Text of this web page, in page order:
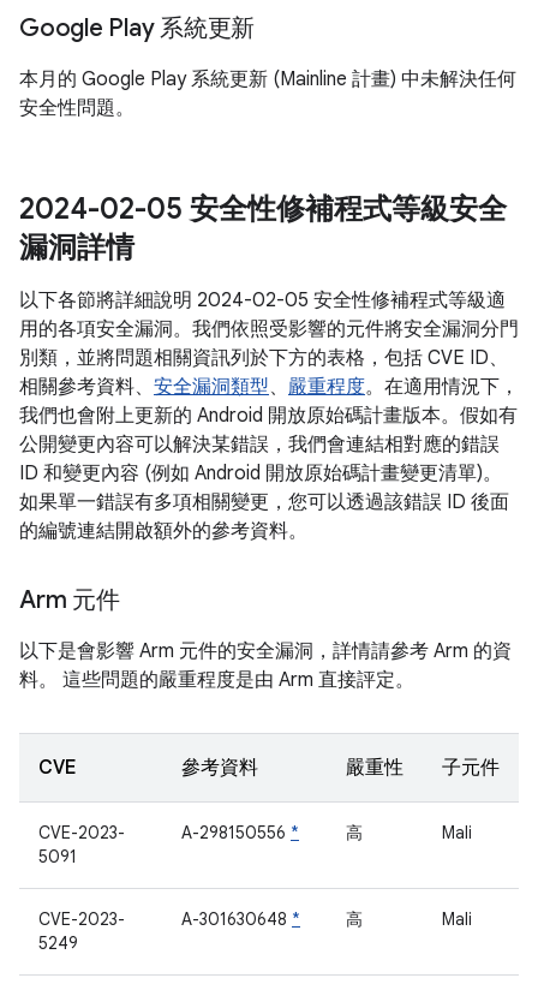
Google Play 系統更新
本月的 Google Play 系統更新 (Mainline 計畫) 中未解決任何
安全性問題。
2024-02-05 安全性修補程式等級安全
漏洞詳情
以下各節將詳細說明 2024-02-05 安全性修補程式等級適
用的各項安全漏洞。我們依照受影響的元件將安全漏洞分門
別類，並將問題相關資訊列於下方的表格，包括 CVE ID、
相關參考資料、 安全漏洞類型、 嚴重程度。在適用情況下，
我們也會附上更新的 Android 開放原始碼計畫版本。假如有
公開變更內容可以解決某錯誤，我們會連結相對應的錯誤
ID 和變更內容 (例如 Android 開放原始碼計畫變更清單)。
如果單一錯誤有多項相關變更，您可以透過該錯誤 ID 後面
的編號連結開啟額外的參考資料。
Arm 元件
以下是會影響 Arm 元件的安全漏洞，詳情請參考 Arm 的資
料。 這些問題的嚴重程度是由 Arm 直接評定。
CVE 參考資料 嚴重性 子元件
CVE-2023-
5091
A-298150556 * 高 Mali
CVE-2023-
5249
A-301630648 * 高 Mali